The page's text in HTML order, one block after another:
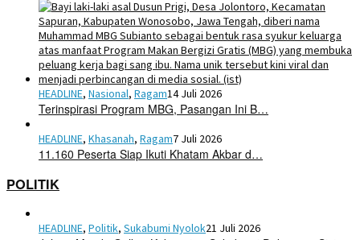
HEADLINE, Nasional, Ragam14 Juli 2026
Terinspirasi Program MBG, Pasangan Ini B…
HEADLINE, Khasanah, Ragam7 Juli 2026
11.160 Peserta Siap Ikuti Khatam Akbar d…
POLITIK
HEADLINE, Politik, Sukabumi Nyolok21 Juli 2026